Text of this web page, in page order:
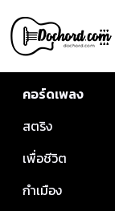
คอร์ดเพลง
สตริง
เพื่อชีวิต
กำเมือง